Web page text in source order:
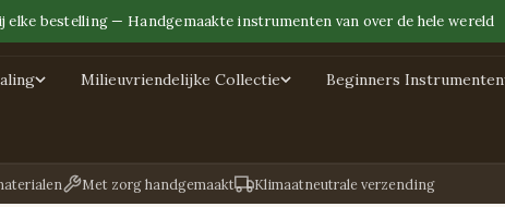
bestelling — Handgemaakte instrumenten van over de hele wereld
Milieuvriendelijke Collectie Beginners Instrumenten
Met zorg handgemaakt Klimaatneutrale verzending